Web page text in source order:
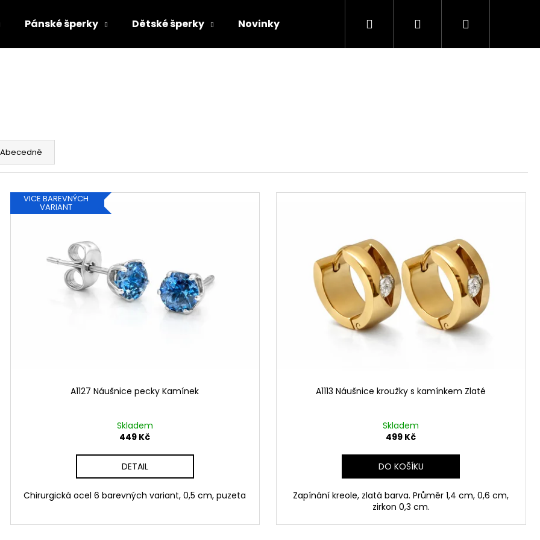
Pánské šperky Dětské šperky Novinky Hledat PřihlášeníNákupní
Abecedně
VICE BAREVNÝCH
VARIANT
A1127 Náušnice pecky Kamínek
Skladem
449 Kč
DETAIL
Chirurgická ocel 6 barevných variant, 0,5 cm, puzeta
A1113 Náušnice kroužky s kamínkem Zlaté
Skladem
499 Kč
DO KOŠÍKU
Zapínání kreole, zlatá barva. Průměr 1,4 cm, 0,6 cm,
zirkon 0,3 cm.
Doporučujeme
Následující
A1119 NÁUŠNICE KROUŽEK S KAMÍNKY
A1129 NÁHRDELNÍK NEKONEČNO
899 Kč